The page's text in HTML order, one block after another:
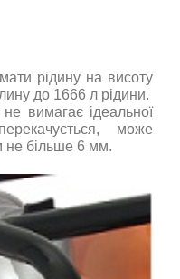
рідину на висоту
до 1666 л рідини.
вимагає ідеальної
може
не більше 6 мм.